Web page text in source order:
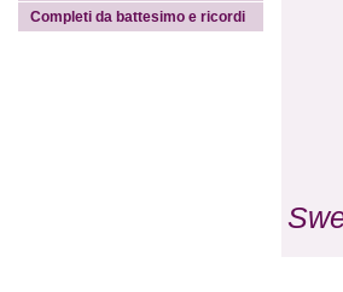
Completi da battesimo e ricordi